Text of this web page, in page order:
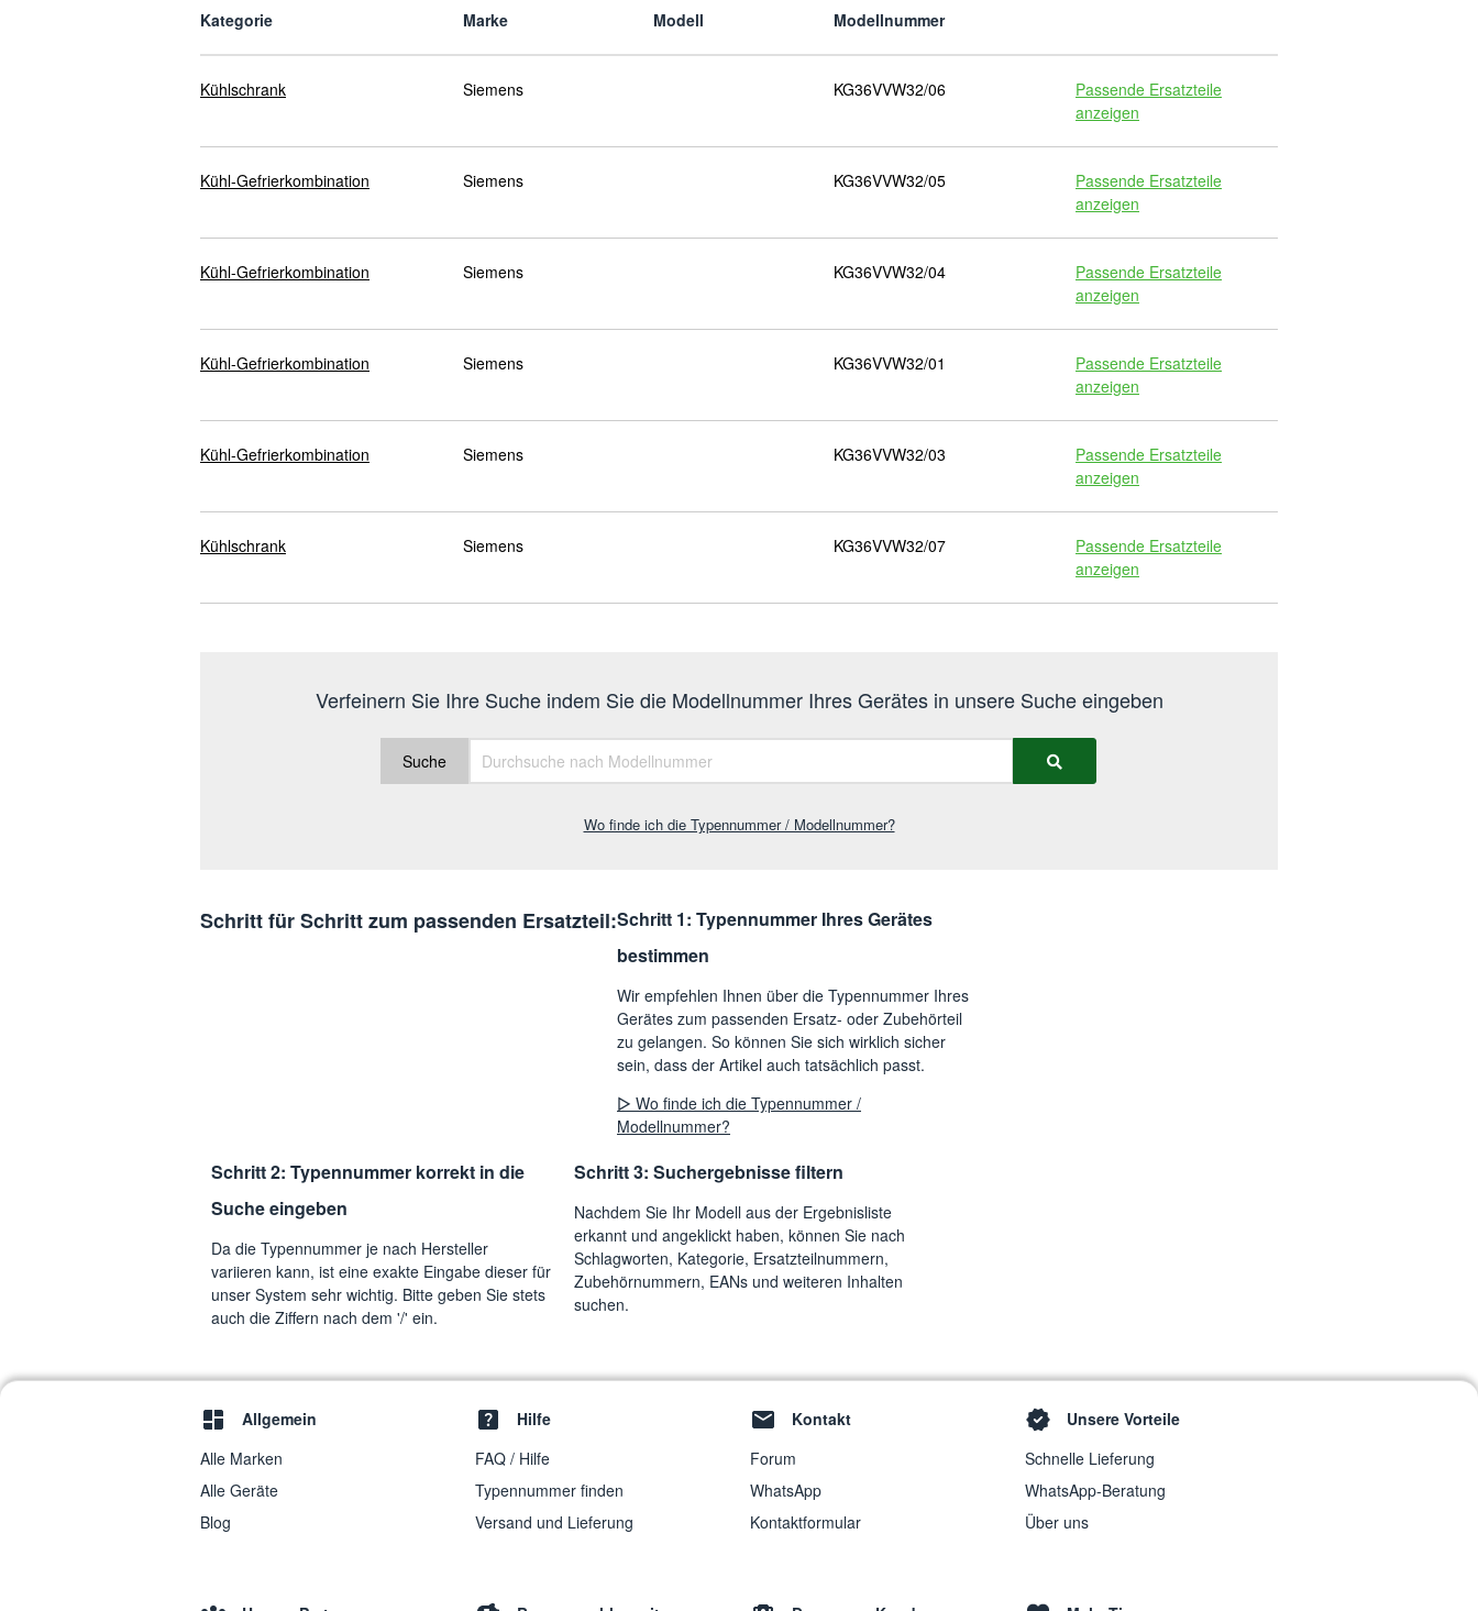
Kategorie Marke Modell Modellnummer
Kühlschrank Siemens KG36VVW32/06
Passende Ersatzteile
anzeigen
Kühl-Gefrierkombination Siemens KG36VVW32/05
Passende Ersatzteile
anzeigen
Kühl-Gefrierkombination Siemens KG36VVW32/04
Passende Ersatzteile
anzeigen
Kühl-Gefrierkombination Siemens KG36VVW32/01
Passende Ersatzteile
anzeigen
Kühl-Gefrierkombination Siemens KG36VVW32/03
Passende Ersatzteile
anzeigen
Kühlschrank Siemens KG36VVW32/07
Passende Ersatzteile
anzeigen
Verfeinern Sie Ihre Suche indem Sie die Modellnummer Ihres Gerätes in unsere Suche eingeben
Suche
Wo finde ich die Typennummer / Modellnummer?
Schritt für Schritt zum passenden Ersatzteil:Schritt 1: Typennummer Ihres Gerätes
bestimmen
Wir empfehlen Ihnen über die Typennummer Ihres
Gerätes zum passenden Ersatz- oder Zubehörteil
zu gelangen. So können Sie sich wirklich sicher
sein, dass der Artikel auch tatsächlich passt.
▷ Wo finde ich die Typennummer /
Modellnummer?
Schritt 2: Typennummer korrekt in die
Suche eingeben
Da die Typennummer je nach Hersteller
variieren kann, ist eine exakte Eingabe dieser für
unser System sehr wichtig. Bitte geben Sie stets
auch die Ziffern nach dem '/' ein.
Schritt 3: Suchergebnisse filtern
Nachdem Sie Ihr Modell aus der Ergebnisliste
erkannt und angeklickt haben, können Sie nach
Schlagworten, Kategorie, Ersatzteilnummern,
Zubehörnummern, EANs und weiteren Inhalten
suchen.
Allgemein
Alle Marken
Alle Geräte
Blog
Hilfe
FAQ / Hilfe
Typennummer finden
Versand und Lieferung
Kontakt
Forum
WhatsApp
Kontaktformular
Unsere Vorteile
Schnelle Lieferung
WhatsApp-Beratung
Über uns